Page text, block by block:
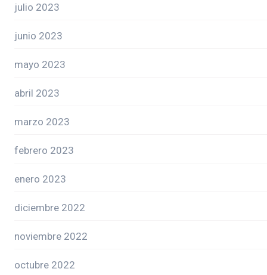
julio 2023
junio 2023
mayo 2023
abril 2023
marzo 2023
febrero 2023
enero 2023
diciembre 2022
noviembre 2022
octubre 2022